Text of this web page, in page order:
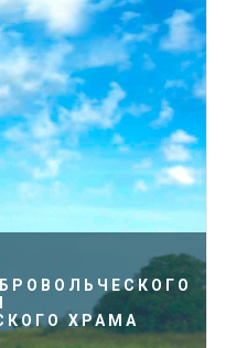
ХРАМА